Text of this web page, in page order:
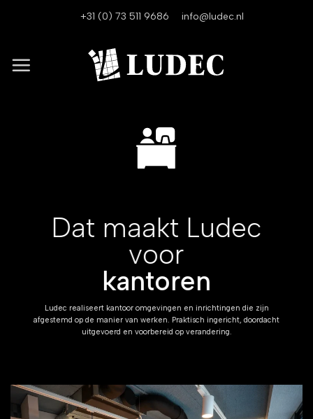
+31 (0) 73 511 9686 info@ludec.nl
Dat maakt Ludec
voor
kantoren
Ludec realiseert kantoor omgevingen en inrichtingen die zijn
afgestemd op de manier van werken. Praktisch ingericht, doordacht
uitgevoerd en voorbereid op verandering.